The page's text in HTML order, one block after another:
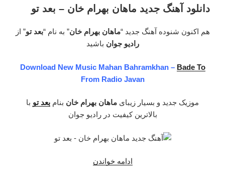
بهرام
–
عشق
دانلود آهنگ جدید ماهان بهرام خان – بعد تو
هم اکنون شنوده آهنگ جدید “ماهان بهرام خان” به نام “بعد تو” از
رادیو جوان باشید
Download New Music Mahan Bahramkhan – Bade To
From Radio Javan
موزیک جدید و بسیار زیبای ماهان بهرام خان بنام بعد تو با
بالاترین کیفیت در رادیو جوان
ادامه خواندن